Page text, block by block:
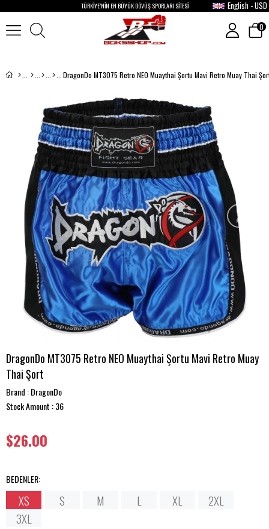
TÜRKİYE’NİN EN BÜYÜK DÖVÜŞ SPORLARI SİTESİ English - USD
0
DragonDo MT3075 Retro NEO Muaythai Şortu Mavi Retro Muay Thai
›
DragonDo MT3075 Retro NEO Muaythai Şortu Mavi Retro Muay
Thai Şort
Brand :DragonDo
Stock Amount :36
$26.00
BEDENLER:
XS S M L XL
2XL
3XL